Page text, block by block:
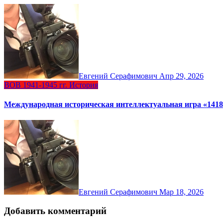
Евгений Серафимович Апр 29, 2026
ВОВ 1941-1945 гг. История
Международная историческая интеллектуальная игра
Евгений Серафимович Мар 18, 2026
Добавить комментарий